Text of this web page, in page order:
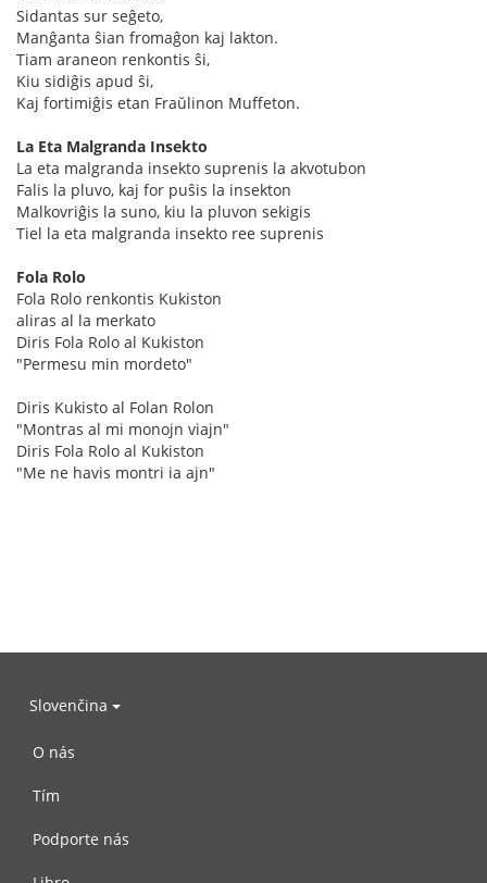
Sidantas sur seĝeto,
Manĝanta ŝian fromaĝon kaj lakton.
Tiam araneon renkontis ŝi,
Kiu sidiĝis apud ŝi,
Kaj fortimiĝis etan Fraŭlinon Muffeton.
La Eta Malgranda Insekto
La eta malgranda insekto suprenis la akvotubon
Falis la pluvo, kaj for puŝis la insekton
Malkovriĝis la suno, kiu la pluvon sekigis
Tiel la eta malgranda insekto ree suprenis
Fola Rolo
Fola Rolo renkontis Kukiston
aliras al la merkato
Diris Fola Rolo al Kukiston
"Permesu min mordeto"
Diris Kukisto al Folan Rolon
"Montras al mi monojn viajn"
Diris Fola Rolo al Kukiston
"Me ne havis montri ia ajn"
Slovenčina
O nás
Tím
Podporte nás